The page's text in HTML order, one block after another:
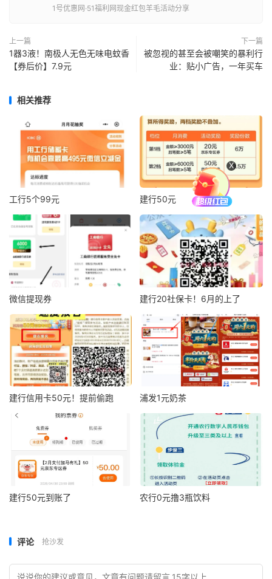
1号优惠网·51福利网现金红包羊毛活动分享
上一篇
1器3液！南极人无色无味电蚊香
【券后价】7.9元
下一篇
被忽视的甚至会被嘲笑的暴利行
业：贴小广告，一年买车
相关推荐
工行5个99元 建行50元
微信提现券 建行20社保卡！6月的上了
建行信用卡50元！提前偷跑 浦发1元奶茶
建行50元到账了 农行0元撸3瓶饮料
评论 抢沙发
X